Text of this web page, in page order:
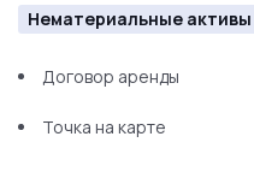
системы хранения
стулья
тумбы
Нематериальные активы
Договор аренды
Точка на карте